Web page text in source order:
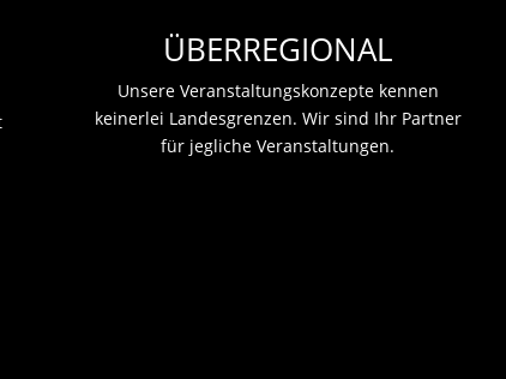
ÜBERREGIONAL
Unsere Veranstaltungskonzepte kennen
keinerlei Landesgrenzen. Wir sind Ihr Partner
für jegliche Veranstaltungen.